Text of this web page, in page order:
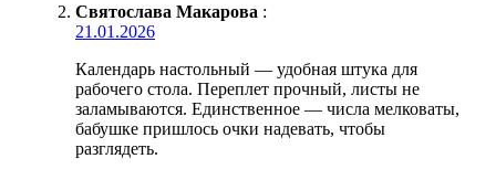
Святослава Макарова :
21.01.2026
Календарь настольный — удобная штука для
рабочего стола. Переплет прочный, листы не
заламываются. Единственное — числа мелковаты,
бабушке пришлось очки надевать, чтобы
разглядеть.